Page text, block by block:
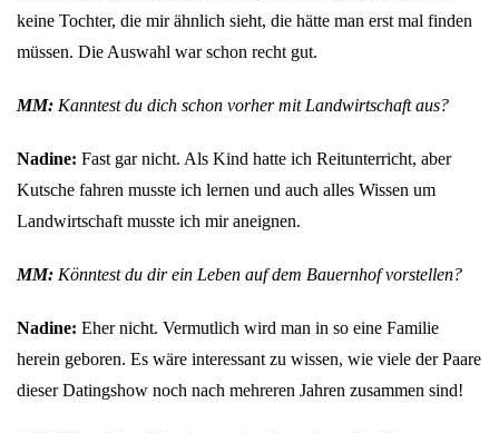
keine Tochter, die mir ähnlich sieht, die hätte man erst mal finden
müssen. Die Auswahl war schon recht gut.
MM: Kanntest du dich schon vorher mit Landwirtschaft aus?
Nadine: Fast gar nicht. Als Kind hatte ich Reitunterricht, aber
Kutsche fahren musste ich lernen und auch alles Wissen um
Landwirtschaft musste ich mir aneignen.
MM: Könntest du dir ein Leben auf dem Bauernhof vorstellen?
Nadine: Eher nicht. Vermutlich wird man in so eine Familie
herein geboren. Es wäre interessant zu wissen, wie viele der Paare
dieser Datingshow noch nach mehreren Jahren zusammen sind!